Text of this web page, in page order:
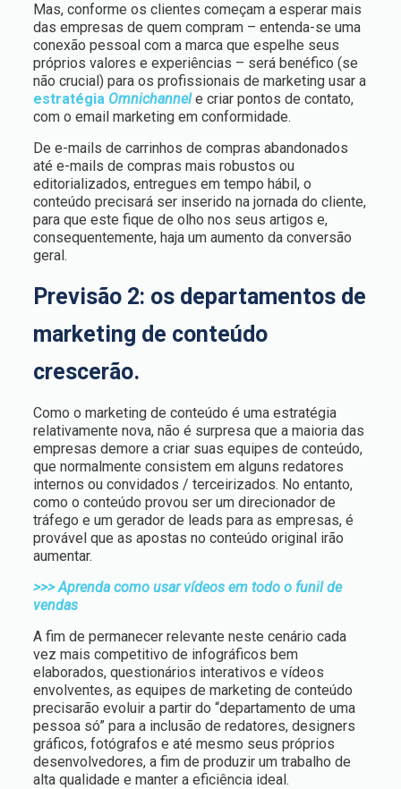
Mas, conforme os clientes começam a esperar mais
das empresas de quem compram – entenda-se uma
conexão pessoal com a marca que espelhe seus
próprios valores e experiências – será benéfico (se
não crucial) para os profissionais de marketing usar a
estratégia Omnichannele criar pontos de contato,
com o email marketing em conformidade.
De e-mails de carrinhos de compras abandonados
até e-mails de compras mais robustos ou
editorializados, entregues em tempo hábil, o
conteúdo precisará ser inserido na jornada do cliente,
para que este fique de olho nos seus artigos e,
consequentemente, haja um aumento da conversão
geral.
Previsão 2: os departamentos de
marketing de conteúdo
crescerão.
Como o marketing de conteúdo é uma estratégia
relativamente nova, não é surpresa que a maioria das
empresas demore a criar suas equipes de conteúdo,
que normalmente consistem em alguns redatores
internos ou convidados / terceirizados. No entanto,
como o conteúdo provou ser um direcionador de
tráfego e um gerador de leads para as empresas, é
provável que as apostas no conteúdo original irão
aumentar.
>>> Aprenda como usar vídeos em todo o funil de
vendas
A fim de permanecer relevante neste cenário cada
vez mais competitivo de infográficos bem
elaborados, questionários interativos e vídeos
envolventes, as equipes de marketing de conteúdo
precisarão evoluir a partir do “departamento de uma
pessoa só” para a inclusão de redatores, designers
gráficos, fotógrafos e até mesmo seus próprios
desenvolvedores, a fim de produzir um trabalho de
alta qualidade e manter a eficiência ideal.